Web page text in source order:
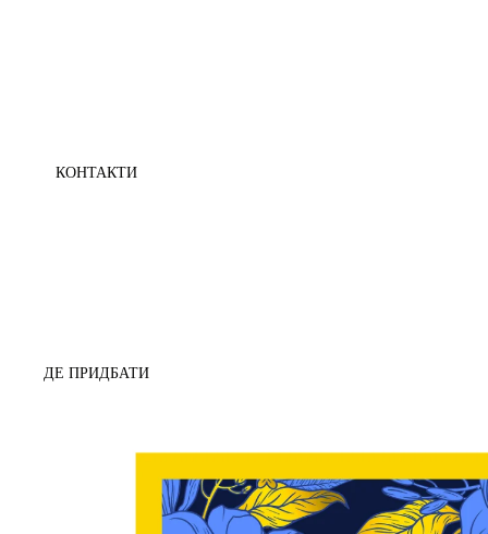
КОНТАКТИ
ДЕ ПРИДБАТИ